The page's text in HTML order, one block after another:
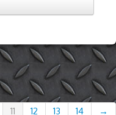
11 12 13 14 →